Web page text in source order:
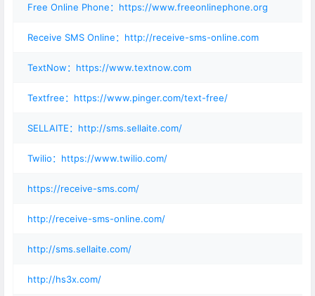
Free Online Phone：https://www.freeonlinephone.org
Receive SMS Online：http://receive-sms-online.com
TextNow：https://www.textnow.com
Textfree：https://www.pinger.com/text-free/
SELLAITE：http://sms.sellaite.com/
Twilio：https://www.twilio.com/
https://receive-sms.com/
http://receive-sms-online.com/
http://sms.sellaite.com/
http://hs3x.com/